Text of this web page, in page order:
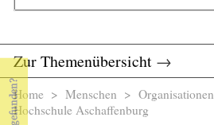
Zur Themenübersicht →
Sie sind hier
Home > Menschen > Organisationen
Hochschule Aschaffenburg